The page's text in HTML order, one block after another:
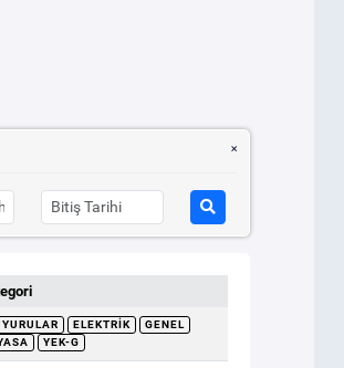
ELEKTRIK
GENEL
YEK-G